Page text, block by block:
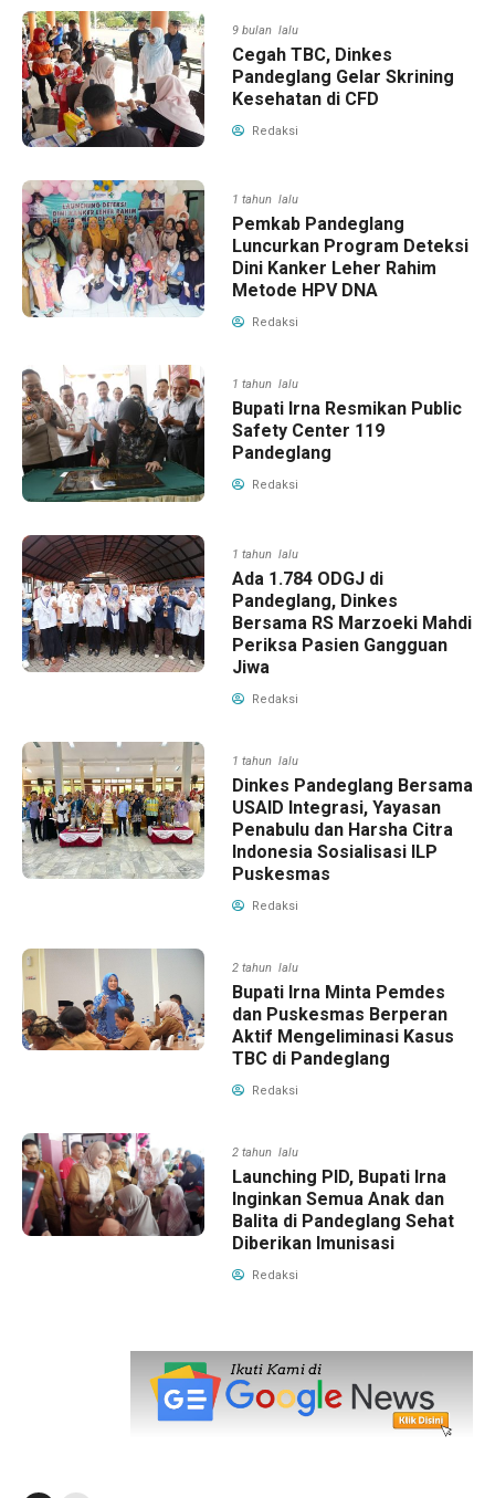
9 bulan lalu
Cegah TBC, Dinkes
Pandeglang Gelar Skrining
Kesehatan di CFD
Redaksi
1 tahun lalu
Pemkab Pandeglang
Luncurkan Program Deteksi
Dini Kanker Leher Rahim
Metode HPV DNA
Redaksi
1 tahun lalu
Bupati Irna Resmikan Public
Safety Center 119
Pandeglang
Redaksi
1 tahun lalu
Ada 1.784 ODGJ di
Pandeglang, Dinkes
Bersama RS Marzoeki Mahdi
Periksa Pasien Gangguan
Jiwa
Redaksi
1 tahun lalu
Dinkes Pandeglang Bersama
USAID Integrasi, Yayasan
Penabulu dan Harsha Citra
Indonesia Sosialisasi ILP
Puskesmas
Redaksi
2 tahun lalu
Bupati Irna Minta Pemdes
dan Puskesmas Berperan
Aktif Mengeliminasi Kasus
TBC di Pandeglang
Redaksi
2 tahun lalu
Launching PID, Bupati Irna
Inginkan Semua Anak dan
Balita di Pandeglang Sehat
Diberikan Imunisasi
Redaksi